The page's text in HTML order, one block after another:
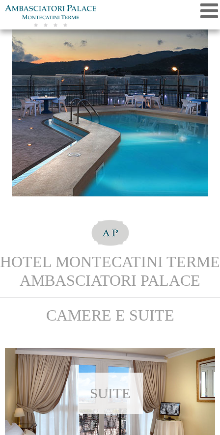
HOTEL MONTECATINI TERME
AMBASCIATORI PALACE
CAMERE E SUITE
SUITE